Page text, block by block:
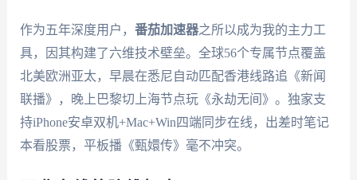
作为五年深度用户， 番茄加速器之所以成为我的主力工
具，因其构建了六维技术壁垒。全球56个专属节点覆盖
北美欧洲亚太，早晨在悉尼自动匹配香港线路追《新闻
联播》，晚上巴黎切上海节点玩《永劫无间》。独家支
持iPhone安卓双机+Mac+Win四端同步在线，出差时笔记
本看股票，平板播《甄嬛传》毫不冲突。